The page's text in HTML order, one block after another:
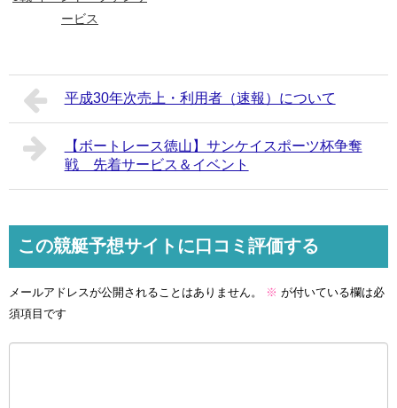
ービス
平成30年次売上・利用者（速報）について
【ボートレース徳山】サンケイスポーツ杯争奪
戦 先着サービス＆イベント
この競艇予想サイトに口コミ評価する
メールアドレスが公開されることはありません。 ※ が付いている欄は必
須項目です